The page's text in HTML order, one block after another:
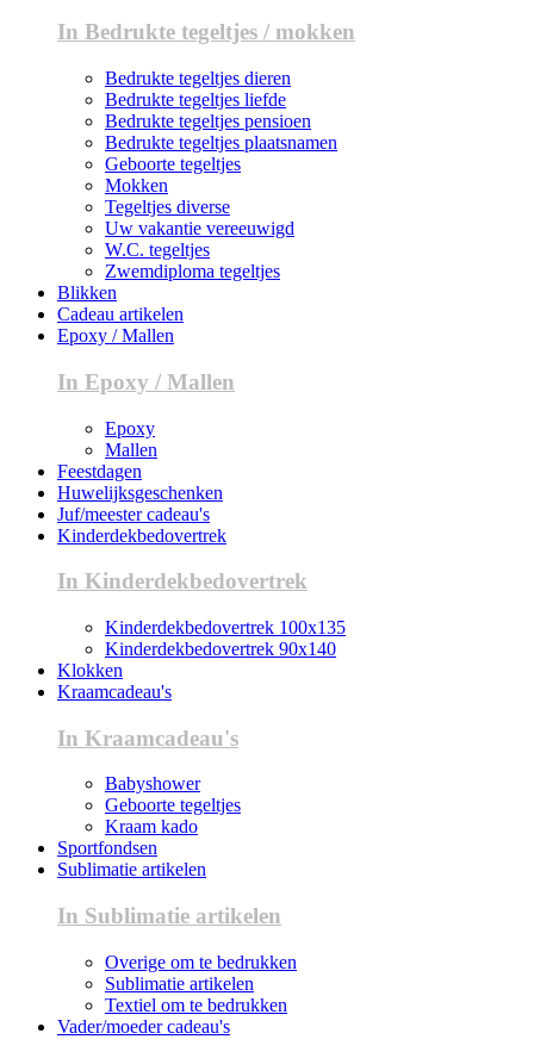
In Bedrukte tegeltjes / mokken
Bedrukte tegeltjes dieren
Bedrukte tegeltjes liefde
Bedrukte tegeltjes pensioen
Bedrukte tegeltjes plaatsnamen
Geboorte tegeltjes
Mokken
Tegeltjes diverse
Uw vakantie vereeuwigd
W.C. tegeltjes
Zwemdiploma tegeltjes
Blikken
Cadeau artikelen
Epoxy / Mallen
In Epoxy / Mallen
Epoxy
Mallen
Feestdagen
Huwelijksgeschenken
Juf/meester cadeau's
Kinderdekbedovertrek
In Kinderdekbedovertrek
Kinderdekbedovertrek 100x135
Kinderdekbedovertrek 90x140
Klokken
Kraamcadeau's
In Kraamcadeau's
Babyshower
Geboorte tegeltjes
Kraam kado
Sportfondsen
Sublimatie artikelen
In Sublimatie artikelen
Overige om te bedrukken
Sublimatie artikelen
Textiel om te bedrukken
Vader/moeder cadeau's